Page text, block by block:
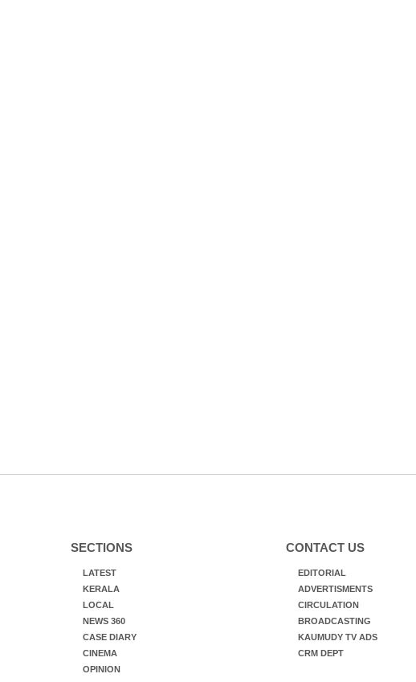
SECTIONS
LATEST
KERALA
LOCAL
NEWS 360
CASE DIARY
CINEMA
OPINION
CONTACT US
EDITORIAL
ADVERTISMENTS
CIRCULATION
BROADCASTING
KAUMUDY TV ADS
CRM DEPT